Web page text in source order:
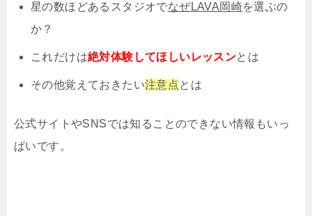
星の数ほどあるスタジオでなぜLAVA岡崎を選ぶの
か？
これだけは絶対体験してほしいレッスンとは
その他覚えておきたい注意点とは
公式サイトやSNSでは知ることのできない情報もいっ
ぱいです。